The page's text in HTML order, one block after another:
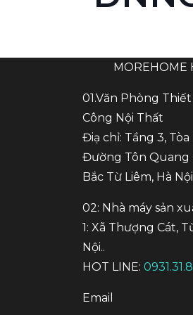
MOREHOME
01.Văn Phòng Thiết
Công Nội Thất
Điạ chỉ: Tầng 3, Tòa
Đường Tôn Quang
Bắc Từ Liêm, Hà Nội
02: Nhà máy sản
1: Xã Thượng Cát,
Nội..
HOT LINE:
Email